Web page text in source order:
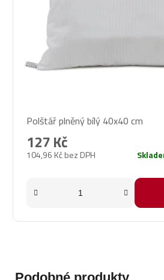
hodnocení
produktu
je
Polštář plněný bílý 40x40 cm
104,96 Kč bez DPH
127 Kč